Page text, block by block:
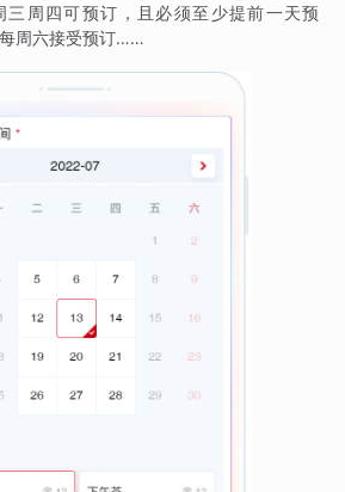
三周四可预订，且必须至少提前一天预
每周六接受预订……